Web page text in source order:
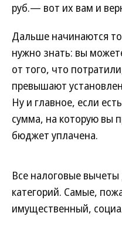
руб.— вот их вам и
Дальше начинаются
нужно знать: вы
от того, что
превышают
Ну и главное, если
сумма, на которую вы
бюджет уплачена.
Все налоговые вычеты
категорий. Самые,
имущественный,